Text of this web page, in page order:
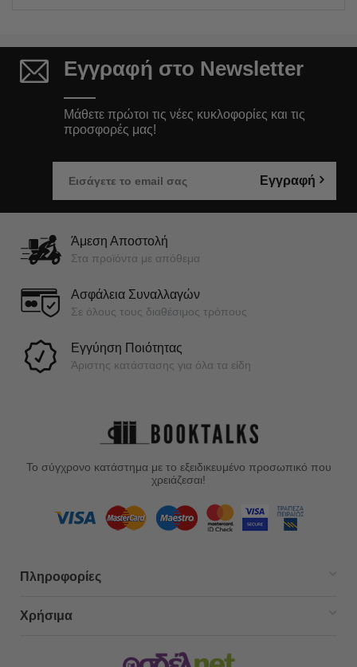
Εγγραφή στο Newsletter
Μάθετε πρώτοι τις νέες κυκλοφορίες και τις
προσφορές μας!
Εγγραφή
Άμεση Αποστολή
Στα προϊόντα με απόθεμα
Ασφάλεια Συναλλαγών
Σε όλους τους διαθέσιμος τρόπους
Εγγύηση Ποιότητας
Άριστης κατάστασης για όλα τα είδη
Το σύγχρονο κατάστημα με το εξειδικευμένο προσωπικό που
χρειάζεσαι!
Πληροφορίες
Χρήσιμα